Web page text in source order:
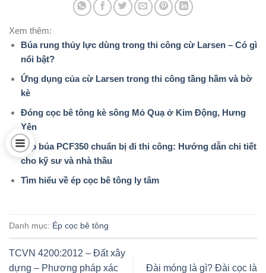
Xem thêm:
Búa rung thủy lực dùng trong thi công cừ Larsen – Có gì
nổi bật?
Ứng dụng của cừ Larsen trong thi công tầng hầm và bờ
kè
Đóng cọc bê tông kè sông Mỏ Quạ ở Kim Động, Hưng
Yên
Lắp búa PCF350 chuẩn bị đi thi công: Hướng dẫn chi tiết
cho kỹ sư và nhà thầu
Tìm hiểu về ép cọc bê tông ly tâm
Danh mục: Ép cọc bê tông
TCVN 4200:2012 – Đất xây
dựng – Phương pháp xác
Đài móng là gì? Đài cọc là